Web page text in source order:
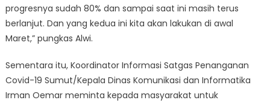
progresnya sudah 80% dan sampai saat ini masih terus
berlanjut. Dan yang kedua ini kita akan lakukan di awal
Maret,” pungkas Alwi.
Sementara itu, Koordinator Informasi Satgas Penanganan
Covid-19 Sumut/Kepala Dinas Komunikasi dan Informatika
Irman Oemar meminta kepada masyarakat untuk